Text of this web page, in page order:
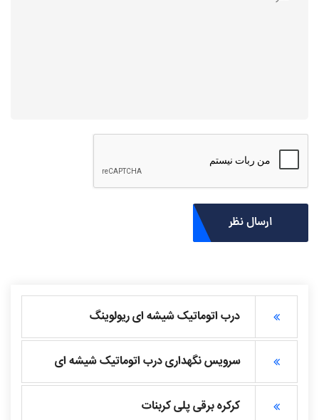
درب اتوماتیک شیشه ای ریولوینگ
سرویس نگهداری درب اتوماتیک شیشه ای
کرکره برقی پلی کربنات
ارسال نظر